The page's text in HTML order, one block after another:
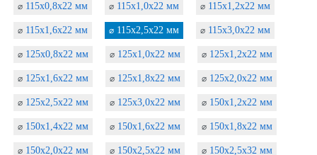
⌀ 115х0,8х22 мм ⌀ 115х1,0х22 мм ⌀ 115х1,2х22 мм
⌀ 115х1,6х22 мм ⌀ 115х2,5х22 мм ⌀ 115х3,0х22 мм
⌀ 125х0,8х22 мм ⌀ 125х1,0х22 мм ⌀ 125х1,2х22 мм
⌀ 125х1,6х22 мм ⌀ 125х1,8х22 мм ⌀ 125х2,0х22 мм
⌀ 125х2,5х22 мм ⌀ 125х3,0х22 мм ⌀ 150х1,2х22 мм
⌀ 150х1,4х22 мм ⌀ 150х1,6х22 мм ⌀ 150х1,8х22 мм
⌀ 150х2,0х22 мм ⌀ 150х2,5х22 мм ⌀ 150х2,5х32 мм